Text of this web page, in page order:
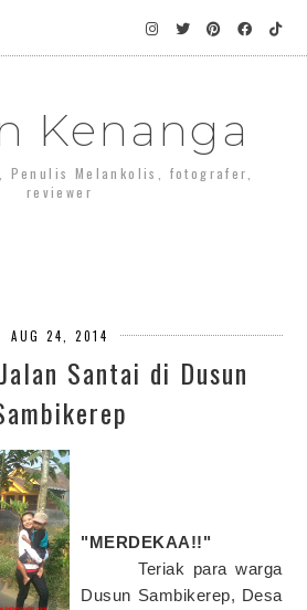
Kenanga
Penulis Melankolis, fotografer,
reviewer
AUG 24, 2014
Santai di Dusun
"MERDEKAA!!"
Teriak para warga
Dusun Sambikerep, Desa